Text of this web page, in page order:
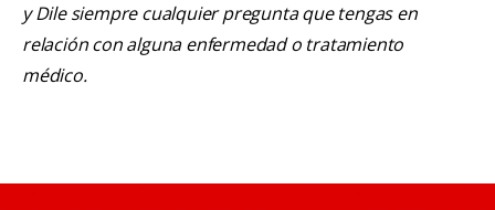
y Dile siempre cualquier pregunta que tengas en
relación con alguna enfermedad o tratamiento
médico.